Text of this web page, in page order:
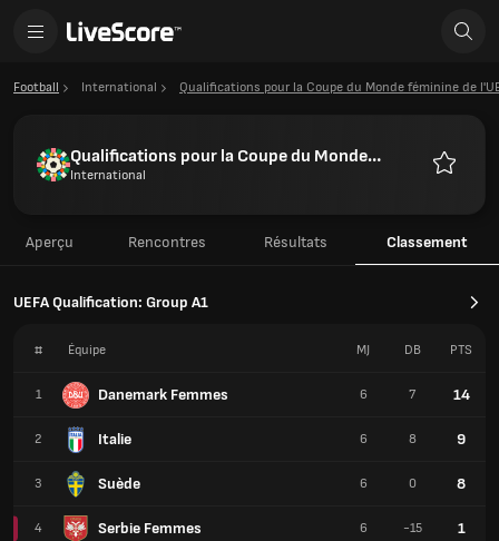
Football International Qualifications pour la Coupe du Monde féminine de
Qualifications pour la Coupe du Monde
féminine de l'UEFA
International
Aperçu Rencontres Résultats Classement
UEFA Qualification: Group A1
# Équipe
1 Danemark Femmes
2 Italie
3 Suède
4 Serbie Femmes
MJ DB PTS
6 7 14
6 8 9
6 0 8
6 -15 1